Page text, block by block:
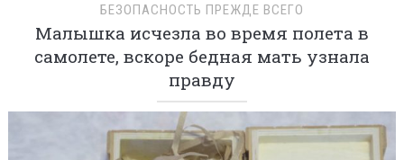
БЕЗОПАСНОСТЬ ПРЕЖДЕ ВСЕГО
Малышка исчезла во время полета в
самолете, вскоре бедная мать узнала
правду